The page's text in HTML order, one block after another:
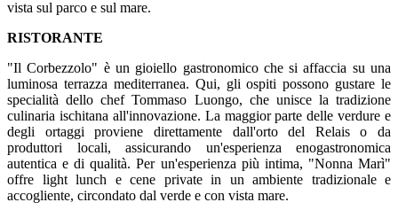
vista sul parco e sul mare.
RISTORANTE
"Il Corbezzolo" è un gioiello gastronomico che si affaccia su una
luminosa terrazza mediterranea. Qui, gli ospiti possono gustare le
specialità dello chef Tommaso Luongo, che unisce la tradizione
culinaria ischitana all'innovazione. La maggior parte delle verdure e
degli ortaggi proviene direttamente dall'orto del Relais o da
produttori locali, assicurando un'esperienza enogastronomica
autentica e di qualità. Per un'esperienza più intima, "Nonna Marì"
offre light lunch e cene private in un ambiente tradizionale e
accogliente, circondato dal verde e con vista mare.